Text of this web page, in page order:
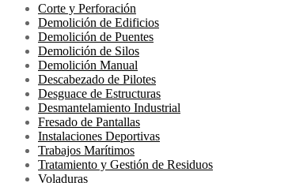
Corte y Perforación
Demolición de Edificios
Demolición de Puentes
Demolición de Silos
Demolición Manual
Descabezado de Pilotes
Desguace de Estructuras
Desmantelamiento Industrial
Fresado de Pantallas
Instalaciones Deportivas
Trabajos Marítimos
Tratamiento y Gestión de Residuos
Voladuras